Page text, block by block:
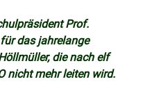
Prof.
das jahrelange
die nach elf
nicht mehr leiten wird.